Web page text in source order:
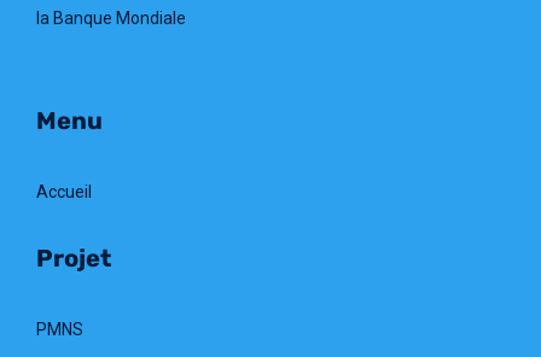
la Banque Mondiale
Menu
Accueil
Projet
PMNS